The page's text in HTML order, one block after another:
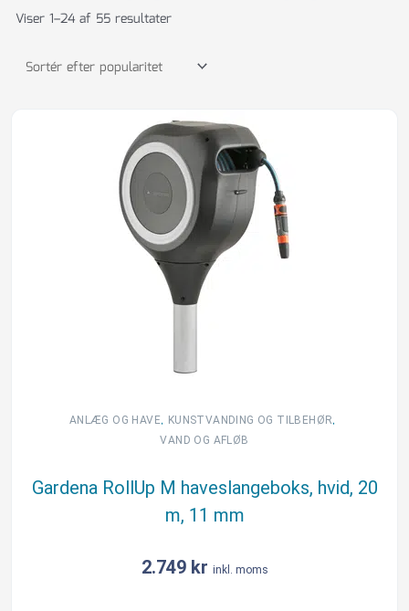
Viser 1–24 af 55 resultaterpopularitet
ANLÆG OG HAVE, KUNSTVANDING OG TILBEHØR,
VAND OG AFLØB
Gardena RollUp M haveslangeboks, hvid, 20
m, 11 mm
2.749 kr inkl. moms